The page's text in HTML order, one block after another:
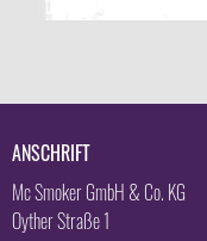
ANSCHRIFT
Mc Smoker GmbH & Co. KG
Oyther Straße 1